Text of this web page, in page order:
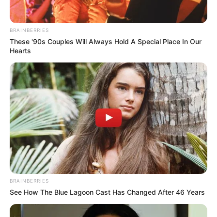
separarse por una infidelidad
BRAINBERRIES
These '90s Couples Will Always Hold A Special Place In Our
Hearts
BRAINBERRIES
See How The Blue Lagoon Cast Has Changed After 46 Years